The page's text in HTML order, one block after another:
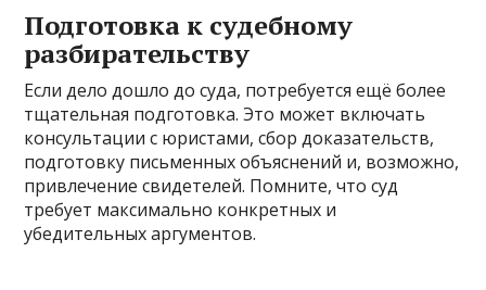
Подготовка к судебному
разбирательству
Если дело дошло до суда, потребуется ещё более
тщательная подготовка. Это может включать
консультации с юристами, сбор доказательств,
подготовку письменных объяснений и, возможно,
привлечение свидетелей. Помните, что суд
требует максимально конкретных и
убедительных аргументов.